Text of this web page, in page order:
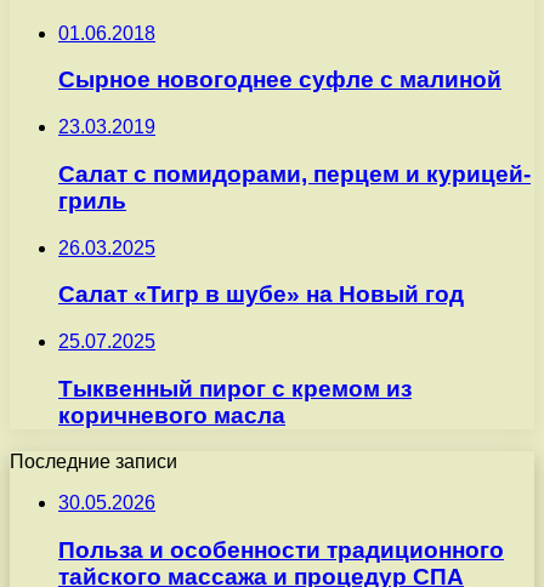
01.06.2018
Сырное новогоднее суфле с малиной
23.03.2019
Салат с помидорами, перцем и курицей-
гриль
26.03.2025
Салат «Тигр в шубе» на Новый год
25.07.2025
Тыквенный пирог с кремом из
коричневого масла
Последние записи
30.05.2026
Польза и особенности традиционного
тайского массажа и процедур СПА